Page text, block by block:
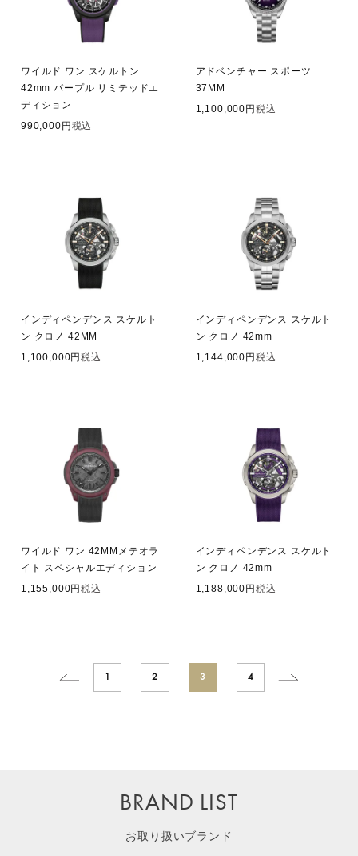
ワイルド ワン スケルトン
42mm パープル リミテッドエ
ディション
990,000
税込
アドベンチャー スポーツ
37MM
1,100,000
税込
インディペンデンス スケルト
ン クロノ 42MM
1,100,000
税込
インディペンデンス スケルト
ン クロノ 42mm
1,144,000
税込
ワイルド ワン 42MMメテオラ
イト スペシャルエディション
1,155,000
税込
インディペンデンス スケルト
ン クロノ 42mm
1,188,000
税込
1 2 3 4
BRAND LIST
お取り扱いブランド